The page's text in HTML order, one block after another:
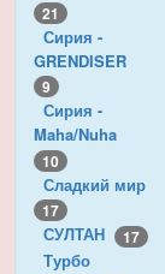
21
Сирия -
GRENDISER
9
Сирия -
Maha/Nuha
10
Сладкий мир
17
СУЛТАН 17
Турбо